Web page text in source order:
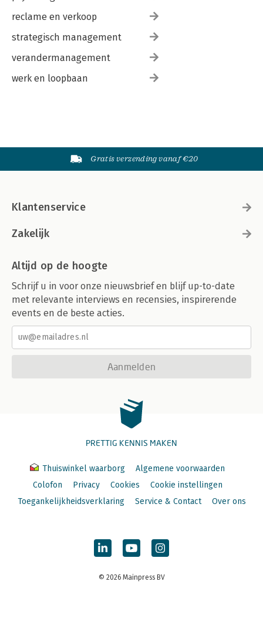
reclame en verkoop
strategisch management
verandermanagement
werk en loopbaan
Gratis verzending vanaf €20
Klantenservice
Zakelijk
Altijd op de hoogte
Schrijf u in voor onze nieuwsbrief en blijf up-to-date
met relevante interviews en recensies, inspirerende
events en de beste acties.
Aanmelden
PRETTIG KENNIS MAKEN
Thuiswinkel waarborg
Algemene voorwaarden
Colofon
Privacy Cookies
Cookie instellingen
Toegankelijkheidsverklaring
Service & Contact Over ons
© 2026 Mainpress BV